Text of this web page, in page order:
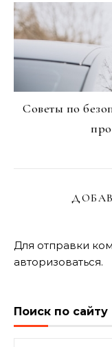
Советы по
Для отправки
авторизоваться.
Поиск по сайту